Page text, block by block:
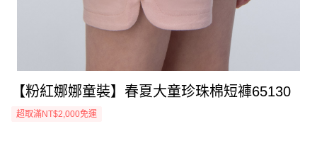
【粉紅娜娜童裝】春夏大童珍珠棉短褲65130
超取滿NT$2,000免運